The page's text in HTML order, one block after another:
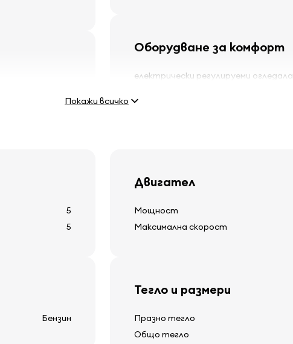
Оборудване за комфорт
електрически регулируеми огледала
Друго оборудване
12v захранваща контакт
чистачка на задното стъкло
Покажи всичко
5
5
Бензин
Двигател
Мощност
Максимална скорост
Тегло и размери
Празно тегло
Общо тегло